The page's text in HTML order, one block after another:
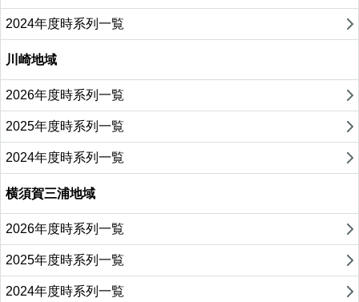
2024年度時系列一覧
川崎地域
2026年度時系列一覧
2025年度時系列一覧
2024年度時系列一覧
横須賀三浦地域
2026年度時系列一覧
2025年度時系列一覧
2024年度時系列一覧